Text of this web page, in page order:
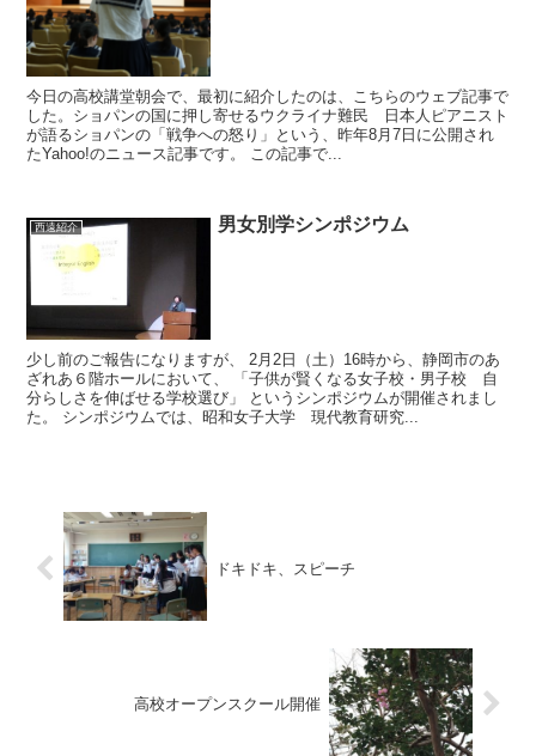
今日の高校講堂朝会で、最初に紹介したのは、こちらのウェブ記事で
した。ショパンの国に押し寄せるウクライナ難民 日本人ピアニスト
が語るショパンの「戦争への怒り」という、昨年8月7日に公開され
たYahoo!のニュース記事です。 この記事で...
西遠紹介 男女別学シンポジウム
少し前のご報告になりますが、 2月2日（土）16時から、静岡市のあ
ざれあ６階ホールにおいて、 「子供が賢くなる女子校・男子校 自
分らしさを伸ばせる学校選び」 というシンポジウムが開催されまし
た。 シンポジウムでは、昭和女子大学 現代教育研究...
ドキドキ、スピーチ
高校オープンスクール開催